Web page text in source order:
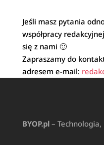
Jeśli masz pytania
współpracy
się z nami 🙂
Zapraszamy do
adresem e-mail:
BYOP.pl– Technologia,